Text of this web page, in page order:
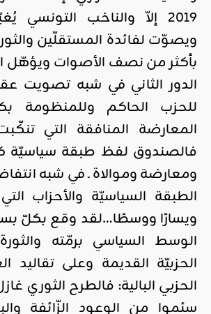
2019 إلاّ والناخب
ويصوّت لفائدة المستقلّين
بأكثر من نصف الأصوات ويؤهّل
الدور الثاني في شبه تصويت
للحزب الحاكم وللمنظومة
المعارضة المنافقة التي
فالصندوق لفظ طبقة سياسيّة
ومعارضة وموالاة ـ في شبه
الطبقة السياسيّة والأحزاب
ويسارًا ووسطًا…لقد وقع بكلّ
الوسط السياسي برمّته
الحزبيّة القديمة وعلى تقاليد
الحزبي البالية: فالطرح الثوري
سئموا من الوعود الزّائفة